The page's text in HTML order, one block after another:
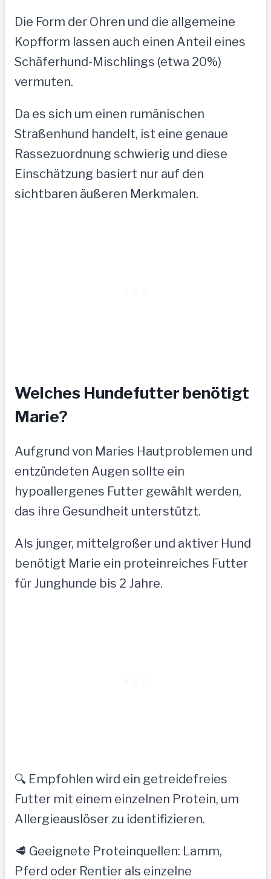
Die Form der Ohren und die allgemeine
Kopfform lassen auch einen Anteil eines
Schäferhund-Mischlings (etwa 20%)
vermuten.
Da es sich um einen rumänischen
Straßenhund handelt, ist eine genaue
Rassezuordnung schwierig und diese
Einschätzung basiert nur auf den
sichtbaren äußeren Merkmalen.
Welches Hundefutter benötigt
Marie?
Aufgrund von Maries Hautproblemen und
entzündeten Augen sollte ein
hypoallergenes Futter gewählt werden,
das ihre Gesundheit unterstützt.
Als junger, mittelgroßer und aktiver Hund
benötigt Marie ein proteinreiches Futter
für Junghunde bis 2 Jahre.
🔍 Empfohlen wird ein getreidefreies
Futter mit einem einzelnen Protein, um
Allergieauslöser zu identifizieren.
🥩 Geeignete Proteinquellen: Lamm,
Pferd oder Rentier als einzelne